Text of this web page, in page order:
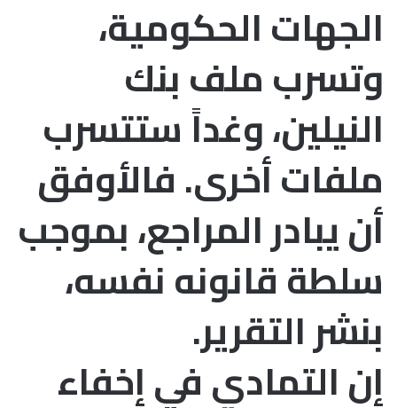
الجهات الحكومية،
وتسرب ملف بنك
النيلين، وغداً ستتسرب
ملفات أخرى. فالأوفق
أن يبادر المراجع، بموجب
سلطة قانونه نفسه،
بنشر التقرير.
إن التمادي في إخفاء